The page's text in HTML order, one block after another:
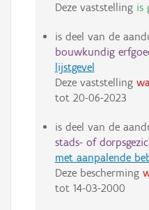
Deze vaststelling is
is deel van de
bouwkundig
lijstgevel
Deze vaststelling
tot 20-06-2023
is deel van de
stads- of
met aanpalende
Deze bescherming
tot 14-03-2000